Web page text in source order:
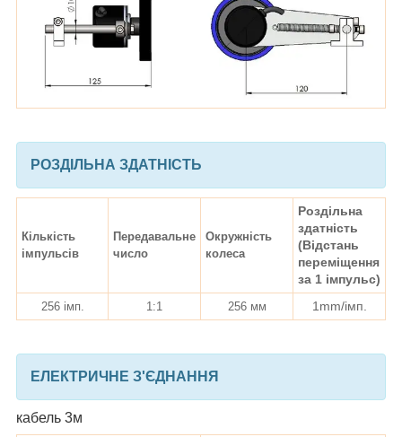
РОЗДІЛЬНА ЗДАТНІСТЬ
Кількість
імпульсів
Передавальне
число
Окружність
колеса
Роздільна
здатність
(Відстань
переміщення
за 1 імпульс)
256 імп. 1:1 256 мм 1mm/імп.
ЕЛЕКТРИЧНЕ З'ЄДНАННЯ
кабель 3м